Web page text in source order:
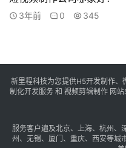
3年前 0 345
新里程科技为您提供H5开发制作、
制化开发服务 和 视频剪辑制作 网
服务客户遍及北京、 上海、 杭州 、
州 、 无锡、 厦门 、 重庆、 西安等城